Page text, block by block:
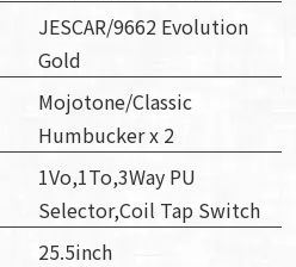
JESCAR/9662 Evolution
Gold
Mojotone/Classic
Humbucker x 2
1Vo,1To,3Way PU
Selector,Coil Tap Switch
25.5inch